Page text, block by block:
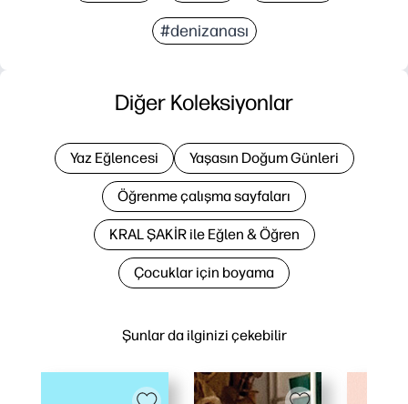
#denizanası
Şunlar da ilginizi çekebilir
Diğer Koleksiyonlar
Yaz Eğlencesi Yaşasın Doğum Günleri
Öğrenme çalışma sayfaları
KRAL ŞAKİR ile Eğlen & Öğren
Çocuklar için boyama